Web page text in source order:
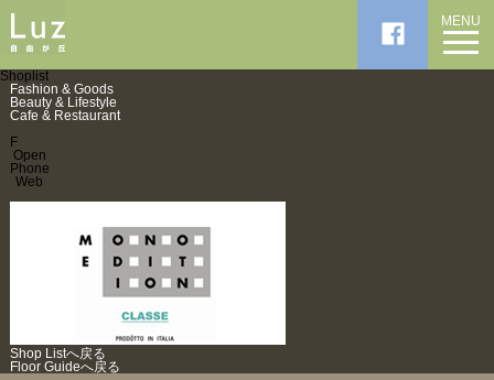
MENU
Shoplist
Fashion & Goods
Beauty & Lifestyle
Cafe & Restaurant
F
Open
Phone
Web
Shop Listへ戻る
Floor Guideへ戻る